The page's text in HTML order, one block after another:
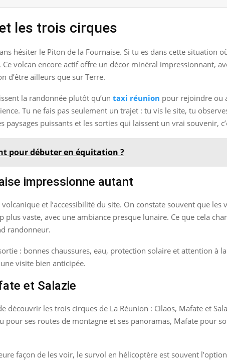
les trois cirques
hésiter le Piton de la Fournaise. Si tu es dans cette situation
volcan encore actif offre un décor minéral impressionnant,
d’être ailleurs que sur Terre.
la randonnée plutôt qu’un taxi réunion pour rejoindre ou
Tu ne fais pas seulement un trajet : tu vis le site, tu
puissants et les sorties qui laissent un vrai souvenir,
pour débuter en équitation ?
impressionne autant
et l’accessibilité du site. On constate souvent que
vaste, avec une ambiance presque lunaire. Ce que cela
randonneur.
: bonnes chaussures, eau, protection solaire et attention à
visite bien anticipée.
et Salazie
les trois cirques de La Réunion : Cilaos, Mafate et
pour ses routes de montagne et ses panoramas, Mafate pour
façon de les voir, le survol en hélicoptère est souvent